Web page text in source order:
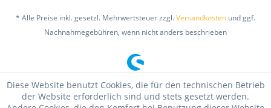
* Alle Preise inkl. gesetzl. Mehrwertsteuer zzgl.Versandkosten und ggf.
Nachnahmegebühren, wenn nicht anders beschrieben
Diese Website benutzt Cookies, die für den technischen Betrieb
der Website erforderlich sind und stets gesetzt werden.